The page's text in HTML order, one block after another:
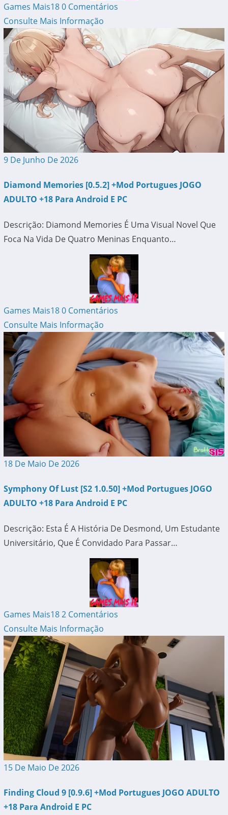
Games Mais180 Comentários
Consulte Mais Informação
9 De Junho De 2026
Diamond Memories [0.5.2] +Mod Portugues JOGO
ADULTO +18 Para Android E PC
Descrição: Diamond Memories É Uma Visual Novel Que
Foca Na Vida De Quatro Meninas Enquanto…
Games Mais180 Comentários
Consulte Mais Informação
18 De Maio De 2026
Symphony Of Lust [S2 1.0.50] +Mod Portugues JOGO
ADULTO +18 Para Android E PC
Descrição: Esta É A História De Desmond, Um Estudante
Universitário, Que É Convidado Para Passar…
Games Mais182 Comentários
Consulte Mais Informação
15 De Maio De 2026
Finding Cloud 9 [0.9.6] +Mod Portugues JOGO ADULTO
+18 Para Android E PC